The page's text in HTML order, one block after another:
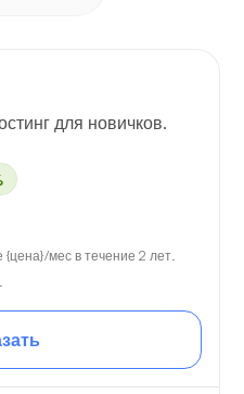
для новичков.
мес в течение 2 лет.